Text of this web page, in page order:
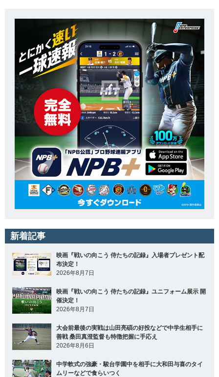
新着記事
映画『戦いの向こう 侍たちの記録』入場者プレゼント配
布決定！
2026年8月7日
映画『戦いの向こう 侍たちの記録』ユニフォーム展示 開
催決定！
2026年8月7日
大会前最後の実戦は山田亮碩の好投などで中学生相手に
善戦 桑田真澄監督も特徴把握に手応え
2026年8月6日
中学軟式の強豪・駿台学園中を相手に大和田与喜のタイ
ムリーなどで食らいつく